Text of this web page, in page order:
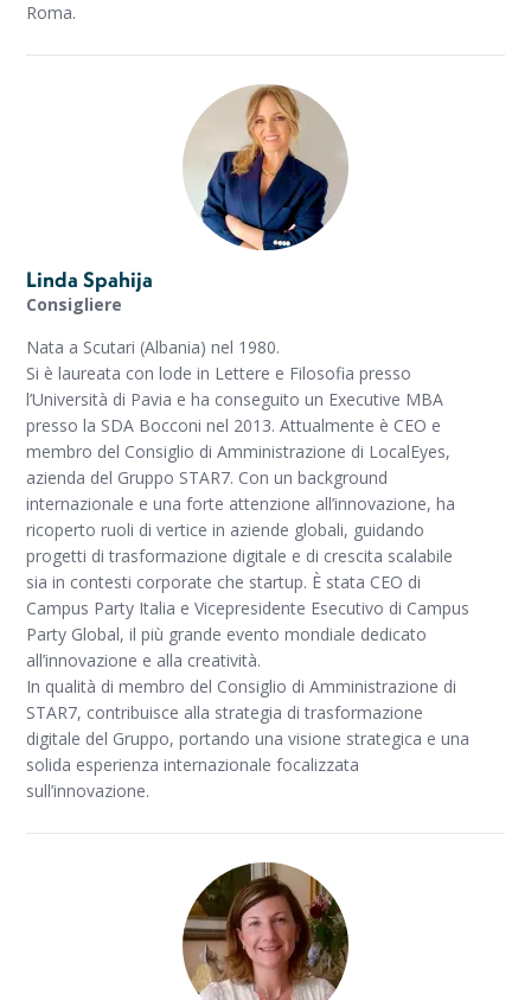
Roma.
Linda Spahija
Consigliere
Nata a Scutari (Albania) nel 1980.
Si è laureata con lode in Lettere e Filosofia presso
l’Università di Pavia e ha conseguito un Executive MBA
presso la SDA Bocconi nel 2013. Attualmente è CEO e
membro del Consiglio di Amministrazione di LocalEyes,
azienda del Gruppo STAR7. Con un background
internazionale e una forte attenzione all’innovazione, ha
ricoperto ruoli di vertice in aziende globali, guidando
progetti di trasformazione digitale e di crescita scalabile
sia in contesti corporate che startup. È stata CEO di
Campus Party Italia e Vicepresidente Esecutivo di Campus
Party Global, il più grande evento mondiale dedicato
all’innovazione e alla creatività.
In qualità di membro del Consiglio di Amministrazione di
STAR7, contribuisce alla strategia di trasformazione
digitale del Gruppo, portando una visione strategica e una
solida esperienza internazionale focalizzata
sull’innovazione.